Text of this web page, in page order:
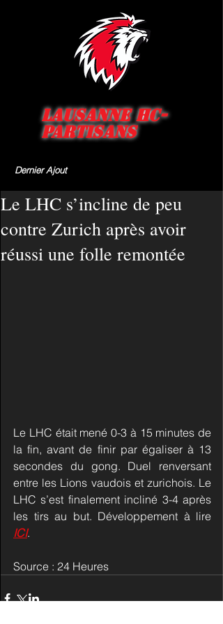
Lausanne HC-
Partisans
Dernier Ajout
Le LHC s’incline de peu
contre Zurich après avoir
réussi une folle remontée
Le LHC était mené 0-3 à 15 minutes de
la fin, avant de finir par égaliser à 13
secondes du gong. Duel renversant
entre les Lions vaudois et zurichois. Le
LHC s’est finalement incliné 3-4 après
ICI.
Source : 24 Heures